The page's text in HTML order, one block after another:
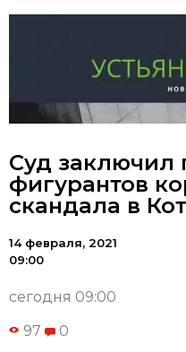
Суд заключил
фигурантов
скандала в
14 февраля, 2021
09:00
сегодня 09:00
97 0